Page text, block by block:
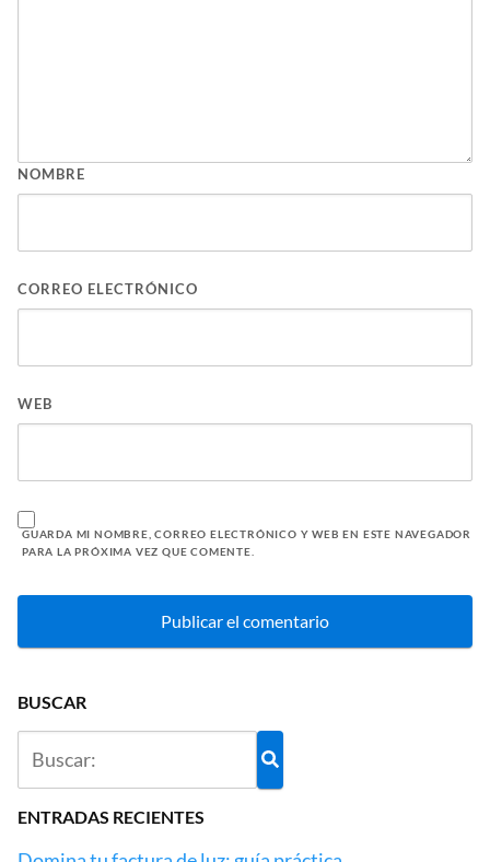
NOMBRE
CORREO ELECTRÓNICO
WEB
GUARDA MI NOMBRE, CORREO ELECTRÓNICO Y WEB EN ESTE NAVEGADOR
PARA LA PRÓXIMA VEZ QUE COMENTE.
BUSCAR
ENTRADAS RECIENTES